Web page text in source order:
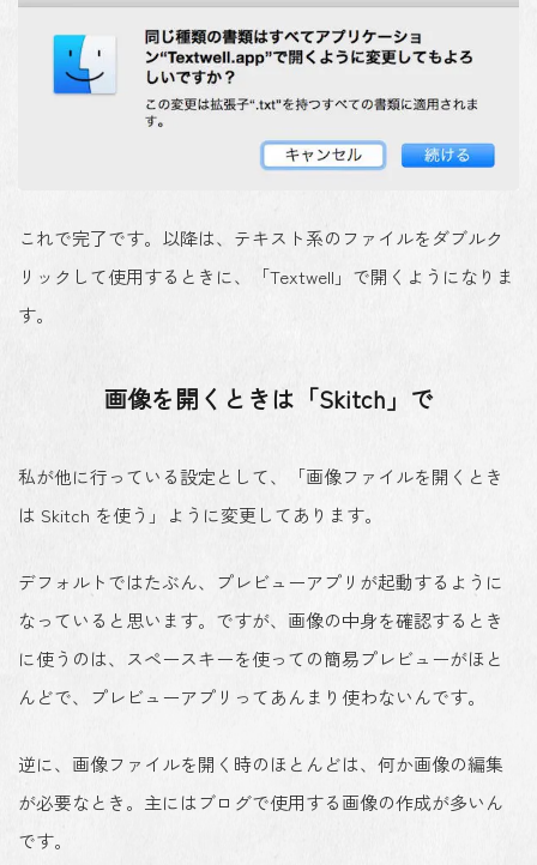
これで完了です。以降は、テキスト系のファイルをダブルク
リックして使用するときに、「Textwell」で開くようになりま
す。
画像を開くときは「Skitch」で
私が他に行っている設定として、「画像ファイルを開くとき
は Skitch を使う」ように変更してあります。
デフォルトではたぶん、プレビューアプリが起動するように
なっていると思います。ですが、画像の中身を確認するとき
に使うのは、スペースキーを使っての簡易プレビューがほと
んどで、プレビューアプリってあんまり使わないんです。
逆に、画像ファイルを開く時のほとんどは、何か画像の編集
が必要なとき。主にはブログで使用する画像の作成が多いん
です。